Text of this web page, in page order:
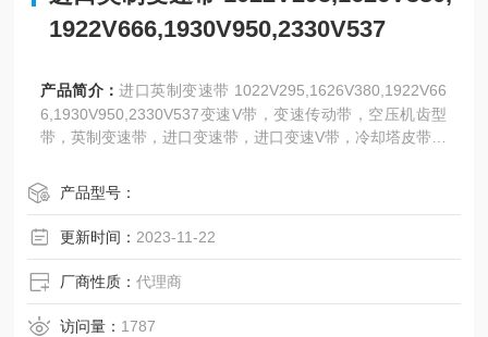
1922V666,1930V950,2330V537
产品简介：进口英制变速带 1022V295,1626V380,1922V66
6,1930V950,2330V537变速V带，变速传动带，空压机齿型
带，英制变速带，进口变速带，进口变速V带，冷却塔皮带。
亚太地区总代理，同步带，高强度保力强同步带。
产品型号：
更新时间： 2023-11-22
厂商性质：代理商
访问量： 1787